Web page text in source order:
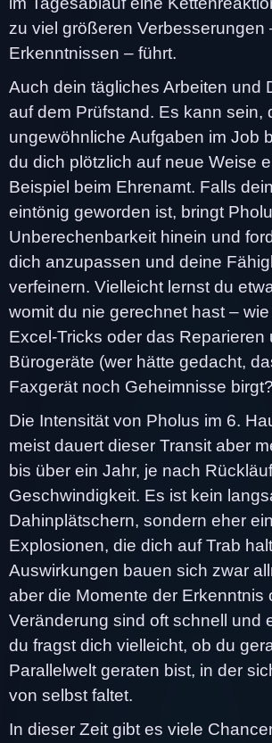
zu viel größeren Verbesserungen
Erkenntnissen – führt.
Auch dein tägliches Arbeiten und
auf dem Prüfstand. Es kann sein,
ungewöhnliche Aufgaben im Job
du dich plötzlich auf neue Weise
Beispiel beim Ehrenamt. Falls
eintönig geworden ist, bringt
Unberechenbarkeit hinein und
dich anzupassen und deine
verfeinern. Vielleicht lernst du
womit du nie gerechnet hast – wie
Excel-Tricks oder das Reparieren
Bürogeräte (wer hätte gedacht,
Faxgerät noch Geheimnisse
Die Intensität von Pholus im 6.
meist dauert dieser Transit aber
bis über ein Jahr, je nach
Geschwindigkeit. Es ist kein
Dahinplätschern, sondern eher
Explosionen, die dich auf Trab
Auswirkungen bauen sich zwar
aber die Momente der Erkenntnis
Veränderung sind oft schnell und
du fragst dich vielleicht, ob du
Parallelwelt geraten bist, in der
von selbst faltet.
In dieser Zeit gibt es viele